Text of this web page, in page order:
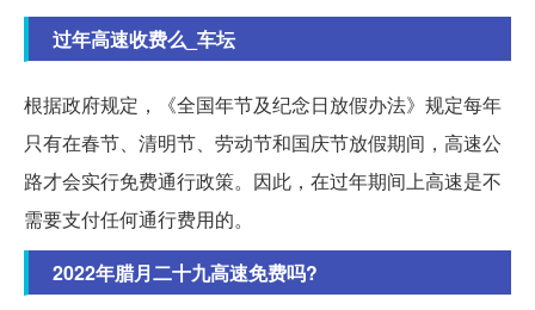
过年高速收费么_车坛
根据政府规定，《全国年节及纪念日放假办法》规定每年
只有在春节、清明节、劳动节和国庆节放假期间，高速公
路才会实行免费通行政策。因此，在过年期间上高速是不
需要支付任何通行费用的。
2022年腊月二十九高速免费吗?